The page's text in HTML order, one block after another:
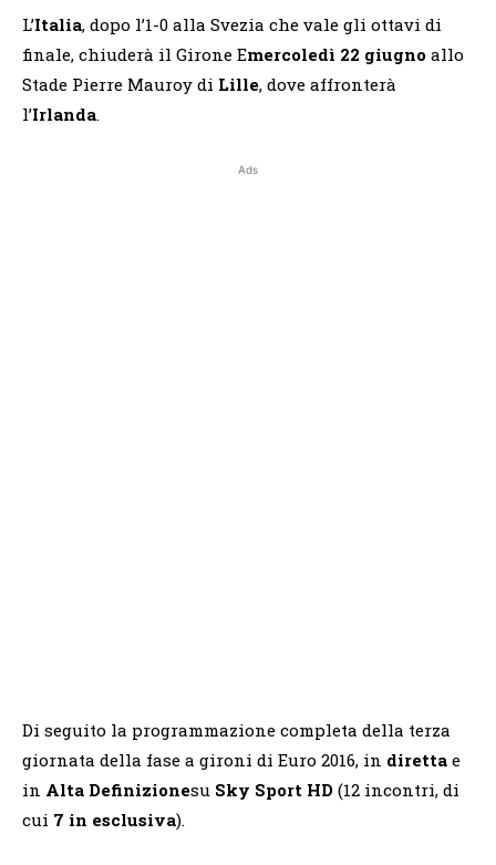
L’Italia, dopo l’1-0 alla Svezia che vale gli ottavi di
finale, chiuderà il Girone Emercoledì 22 giugno allo
Stade Pierre Mauroy di Lille, dove affronterà
l’Irlanda.
Ads
Di seguito la programmazione completa della terza
giornata della fase a gironi di Euro 2016, in diretta e
in Alta Definizionesu Sky Sport HD (12 incontri, di
cui 7 in esclusiva).